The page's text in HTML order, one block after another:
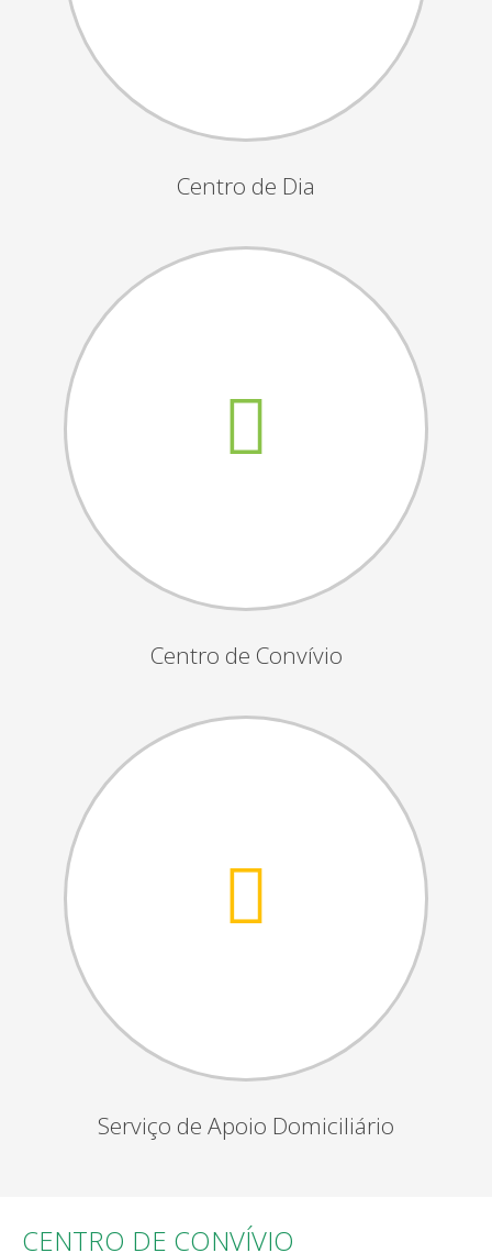
Feiras e Exposições
Grupos Musicais do Centro de Dia
Outras Actividades
Passeio Vila Nova de Cerveira
Assembleias Gerais
Semana Sénior
Passeio do Idoso
Associados
Publicações Oficiais
Contactos
Centro de Dia
Centro de Convívio
Serviço de Apoio Domiciliário
CENTRO DE CONVÍVIO